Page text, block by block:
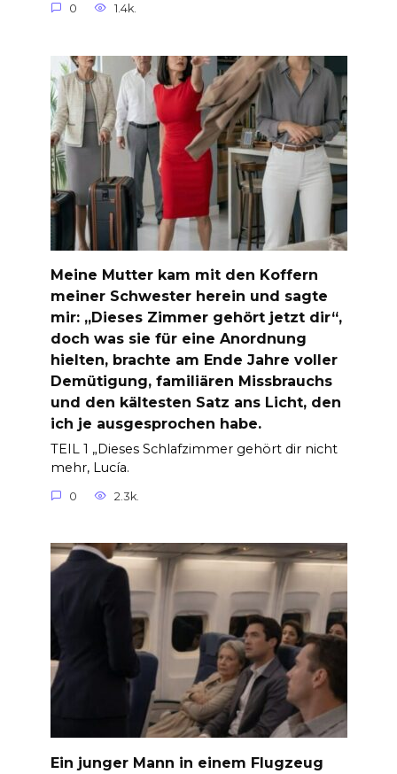
0 1.4k.
Meine Mutter kam mit den Koffern
meiner Schwester herein und sagte
mir: „Dieses Zimmer gehört jetzt dir“,
doch was sie für eine Anordnung
hielten, brachte am Ende Jahre voller
Demütigung, familiären Missbrauchs
und den kältesten Satz ans Licht, den
ich je ausgesprochen habe.
TEIL 1 „Dieses Schlafzimmer gehört dir nicht
mehr, Lucía.
0 2.3k.
Ein junger Mann in einem Flugzeug